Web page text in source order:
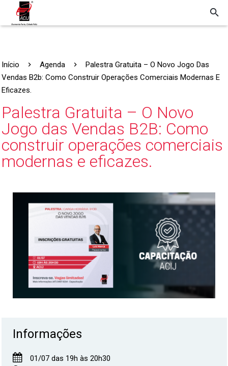
Início Agenda
Palestra Gratuita – O Novo Jogo Das
Vendas B2b: Como Construir Operações Comerciais Modernas E
Eficazes.
Palestra Gratuita – O Novo
Jogo das Vendas B2B: Como
construir operações comerciais
modernas e eficazes.
Informações
01/07 das 19h às 20h30